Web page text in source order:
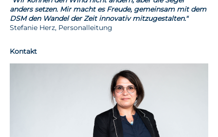
anders setzen. Mir macht es Freude, gemeinsam mit dem
DSM den Wandel der Zeit innovativ mitzugestalten."
Stefanie Herz, Personalleitung
Kontakt